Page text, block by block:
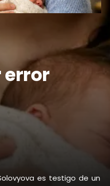
error
es testigo de un